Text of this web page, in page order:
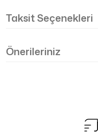
Taksit Seçenekleri
Önerileriniz